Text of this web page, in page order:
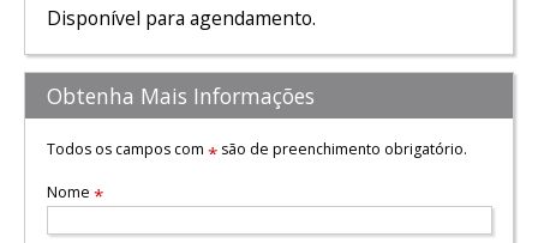
Disponível para agendamento.
Obtenha Mais Informações
Todos os campos com *são de preenchimento obrigatório.
Nome *